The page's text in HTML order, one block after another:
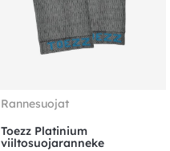
Rannesuojat
Toezz Platinium
viiltosuojaranneke